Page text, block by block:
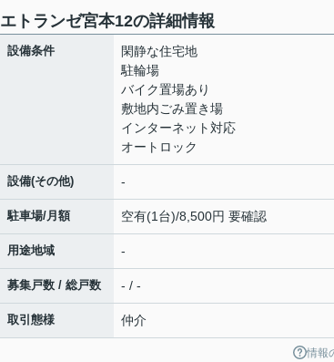
エトランゼ宮本12の詳細情報
設備条件
閑静な住宅地
駐輪場
バイク置場あり
敷地内ごみ置き場
インターネット対応
オートロック
設備(その他) -
駐車場/月額 空有(1台)/8,500円 要確認
用途地域 -
募集戸数 / 総戸数 - / -
取引態様 仲介
情報